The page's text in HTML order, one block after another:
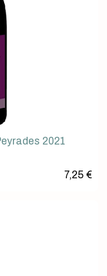
2021
7,25 €